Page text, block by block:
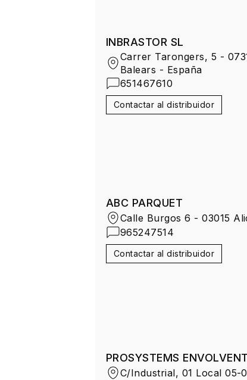
INBRASTOR SL
Carrer Tarongers, 5 -
Balears - España
651467610
Contactar al distribuidor
ABC PARQUET
Calle Burgos 6 - 03015
965247514
Contactar al distribuidor
PROSYSTEMS
C/Industrial, 01 Local 05-